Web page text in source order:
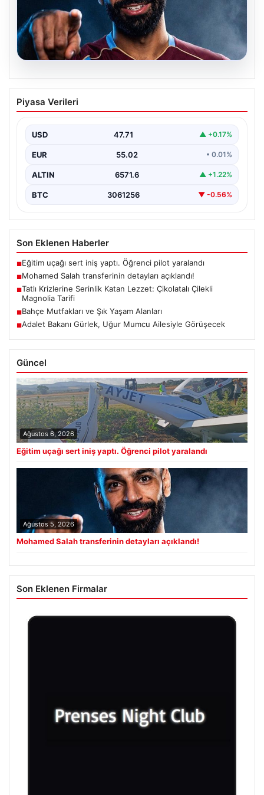
Mohamed Salah transferinin detayları
açıklandı!
Piyasa Verileri
USD 47.71 ▲ +0.17%
EUR 55.02 • 0.01%
ALTIN 6571.6 ▲ +1.22%
BTC 3061256 ▼ -0.56%
Son Eklenen Haberler
■Eğitim uçağı sert iniş yaptı. Öğrenci pilot yaralandı
■Mohamed Salah transferinin detayları açıklandı!
■Tatlı Krizlerine Serinlik Katan Lezzet: Çikolatalı Çilekli
Magnolia Tarifi
■Bahçe Mutfakları ve Şık Yaşam Alanları
■Adalet Bakanı Gürlek, Uğur Mumcu Ailesiyle Görüşecek
Güncel
Ağustos 6, 2026
Eğitim uçağı sert iniş yaptı. Öğrenci pilot yaralandı
Ağustos 5, 2026
Mohamed Salah transferinin detayları açıklandı!
Son Eklenen Firmalar